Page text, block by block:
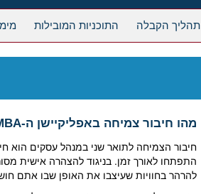
תהליך הקבלה התוכניות המובילות
מהו חיבור צמיחה באפליקיישן ה-MBA?
חיבור הצמיחה לתואר שני במנהל עסקים הוא
התפתחו לאורך זמן. בניגוד להצהרה אישית
להרהר בחוויות שעיצבו את האופן שבו אתם